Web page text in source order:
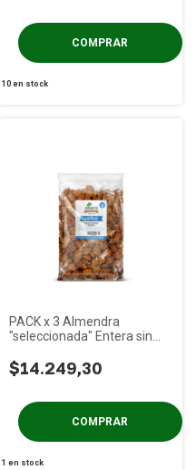
10 en stock
PACK x 3 Almendra
"seleccionada" Entera sin
$14.249,30
1 en stock